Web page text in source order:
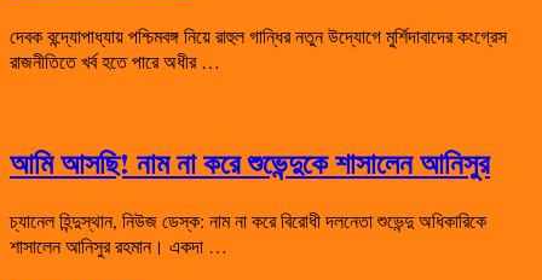
দেবক বন্দ্যোপাধ্যায় পশ্চিমবঙ্গ নিয়ে রাহুল গান্ধির নতুন উদ্যোগে মুর্শিদাবাদের কংগ্রেস
রাজনীতিতে খর্ব হতে পারে অধীর …
আমি আসছি! নাম না করে শুভেন্দুকে শাসালেন আনিসুর
চ্যানেল হিন্দুস্থান, নিউজ ডেস্ক: নাম না করে বিরোধী দলনেতা শুভেন্দু অধিকারিকে
শাসালেন আনিসুর রহমান। একদা …